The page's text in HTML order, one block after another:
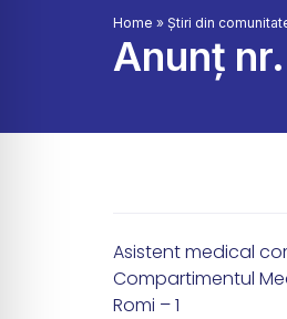
Home » Știri din
Anunț
Asistent medical
Compartimentul
Romi – 1